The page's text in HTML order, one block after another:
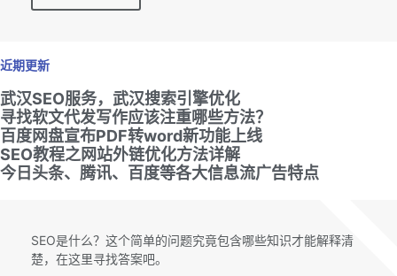
近期更新
武汉SEO服务，武汉搜索引擎优化
寻找软文代发写作应该注重哪些方法？
百度网盘宣布PDF转word新功能上线
SEO教程之网站外链优化方法详解
今日头条、腾讯、百度等各大信息流广告特点
SEO是什么？这个简单的问题究竟包含哪些知识才能解释清
楚，在这里寻找答案吧。
SEO专题